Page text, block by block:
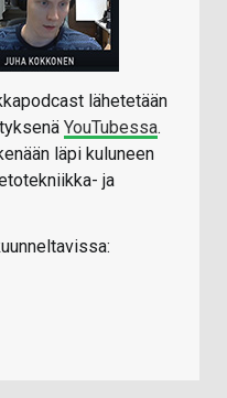
lähetetään
YouTubessa.
läpi kuluneen
ja